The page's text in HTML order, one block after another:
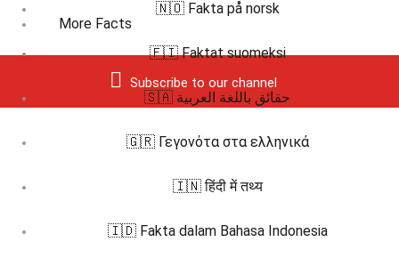
More Facts
Subscribe to our channel
🇳🇴 Fakta på norsk
🇫🇮 Faktat suomeksi
🇸🇦 حقائق باللغة العربية
🇬🇷 Γεγονότα στα ελληνικά
🇮🇳 हिंदी में तथ्य
🇮🇩 Fakta dalam Bahasa Indonesia